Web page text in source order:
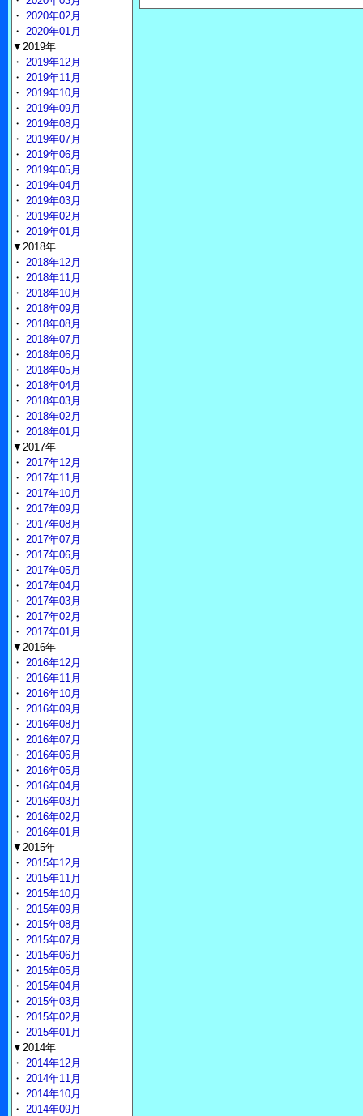
・ 2020年02月
・ 2020年01月
▼2019年
・ 2019年12月
・ 2019年11月
・ 2019年10月
・ 2019年09月
・ 2019年08月
・ 2019年07月
・ 2019年06月
・ 2019年05月
・ 2019年04月
・ 2019年03月
・ 2019年02月
・ 2019年01月
▼2018年
・ 2018年12月
・ 2018年11月
・ 2018年10月
・ 2018年09月
・ 2018年08月
・ 2018年07月
・ 2018年06月
・ 2018年05月
・ 2018年04月
・ 2018年03月
・ 2018年02月
・ 2018年01月
▼2017年
・ 2017年12月
・ 2017年11月
・ 2017年10月
・ 2017年09月
・ 2017年08月
・ 2017年07月
・ 2017年06月
・ 2017年05月
・ 2017年04月
・ 2017年03月
・ 2017年02月
・ 2017年01月
▼2016年
・ 2016年12月
・ 2016年11月
・ 2016年10月
・ 2016年09月
・ 2016年08月
・ 2016年07月
・ 2016年06月
・ 2016年05月
・ 2016年04月
・ 2016年03月
・ 2016年02月
・ 2016年01月
▼2015年
・ 2015年12月
・ 2015年11月
・ 2015年10月
・ 2015年09月
・ 2015年08月
・ 2015年07月
・ 2015年06月
・ 2015年05月
・ 2015年04月
・ 2015年03月
・ 2015年02月
・ 2015年01月
▼2014年
・ 2014年12月
・ 2014年11月
・ 2014年10月
・ 2014年09月